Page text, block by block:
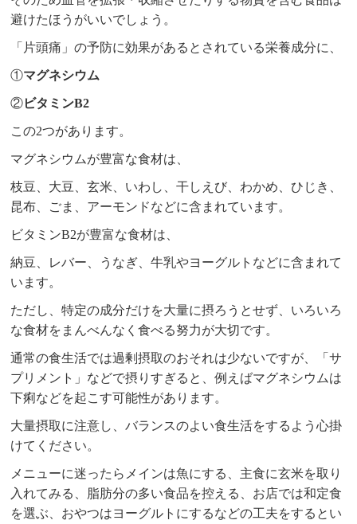
避けたほうがいいでしょう。
「片頭痛」の予防に効果があるとされている栄養成分に、
①マグネシウム
②ビタミンB2
この2つがあります。
マグネシウムが豊富な食材は、
枝豆、大豆、玄米、いわし、干しえび、わかめ、ひじき、
昆布、ごま、アーモンドなどに含まれています。
ビタミンB2が豊富な食材は、
納豆、レバー、うなぎ、牛乳やヨーグルトなどに含まれて
います。
ただし、特定の成分だけを大量に摂ろうとせず、いろいろ
な食材をまんべんなく食べる努力が大切です。
通常の食生活では過剰摂取のおそれは少ないですが、「サ
プリメント」などで摂りすぎると、例えばマグネシウムは
下痢などを起こす可能性があります。
大量摂取に注意し、バランスのよい食生活をするよう心掛
けてください。
メニューに迷ったらメインは魚にする、主食に玄米を取り
入れてみる、脂肪分の多い食品を控える、お店では和定食
を選ぶ、おやつはヨーグルトにするなどの工夫をするとい